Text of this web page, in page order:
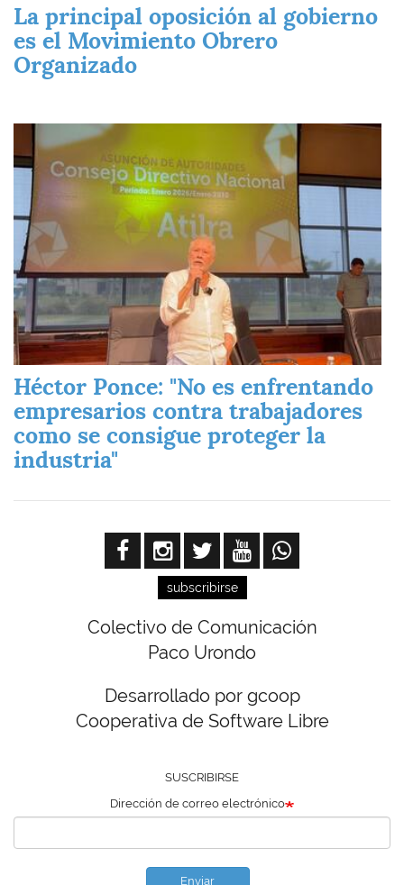
La principal oposición al gobierno
es el Movimiento Obrero
Organizado
Héctor Ponce: "No es enfrentando
empresarios contra trabajadores
como se consigue proteger la
industria"
subscribirse
Colectivo de Comunicación
Paco Urondo
Desarrollado por gcoop
Cooperativa de Software Libre
SUSCRIBIRSE
Dirección de correo electrónico
Enviar